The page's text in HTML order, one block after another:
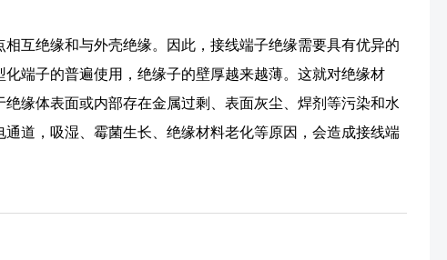
互绝缘和与外壳绝缘。因此，接线端子绝缘需要具有优异的
端子的普遍使用，绝缘子的壁厚越来越薄。这就对绝缘材
缘体表面或内部存在金属过剩、表面灰尘、焊剂等污染和水
道，吸湿、霉菌生长、绝缘材料老化等原因，会造成接线端